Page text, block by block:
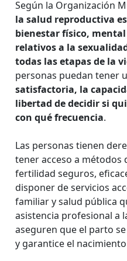
Según la Organización
la salud reproductiva
bienestar físico,
relativos a la
todas las etapas de la
personas puedan tener
satisfactoria, la
libertad de decidir si
con qué frecuencia.
Las personas tienen
tener acceso a métodos
fertilidad seguros,
disponer de servicios
familiar y salud pública
asistencia profesional a
aseguren que el parto
y garantice el